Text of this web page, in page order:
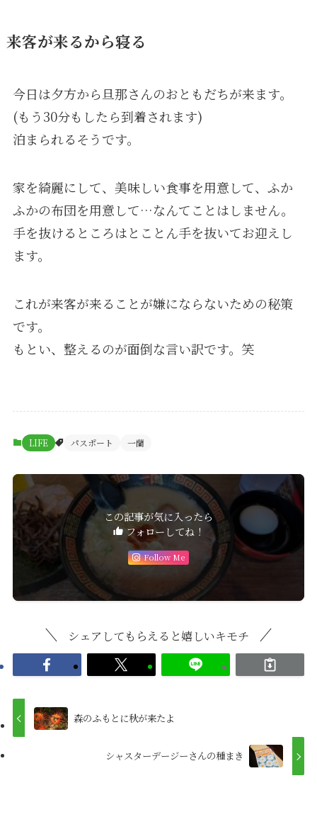
来客が来るから寝る
今日は夕方から旦那さんのおともだちが来ます。
(もう30分もしたら到着されます)
泊まられるそうです。
家を綺麗にして、美味しい食事を用意して、ふか
ふかの布団を用意して…なんてことはしません。
手を抜けるところはとことん手を抜いてお迎えし
ます。
これが来客が来ることが嫌にならないための秘策
です。
もとい、整えるのが面倒な言い訳です。笑
LIFE パスポート 一蘭
この記事が気に入ったら
フォローしてね！
Follow Me
シェアしてもらえると嬉しいキモチ
森のふもとに秋が来たよ
シャスターデージーさんの種まき